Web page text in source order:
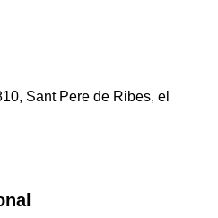
Sant Pere de Ribes, el